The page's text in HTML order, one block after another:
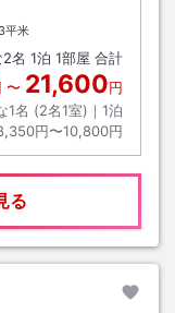
平米
2名 1泊 1部屋 合計
〜 21,600円
1名 (2名1室)｜ 1泊
円〜10,800円
る